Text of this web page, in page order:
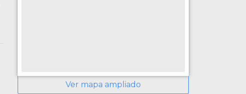
Ver mapa ampliado